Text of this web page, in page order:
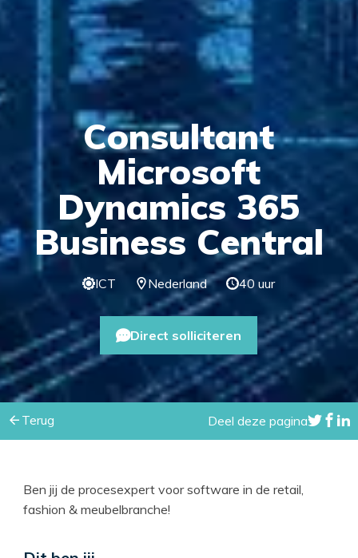
Consultant
Microsoft
Dynamics 365
Business Central
ICT Nederland 40 uur
Direct solliciteren
Terug Deel deze pagina
Ben jij de procesexpert voor software in de retail,
fashion & meubelbranche!